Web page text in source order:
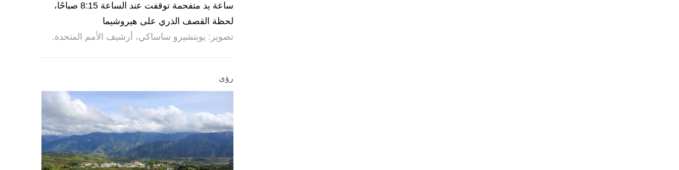
ساعة يد متفحمة توقفت عند الساعة 8:15 صباحًا،
لحظة القصف الذري على هيروشيما
تصوير: يويتشيرو ساساكي، أرشيف الأمم المتحدة.
رؤى